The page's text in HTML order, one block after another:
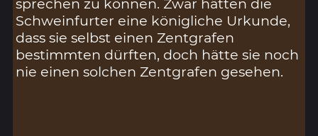
sprechen zu können. Zwar hätten die
Schweinfurter eine königliche Urkunde,
dass sie selbst einen Zentgrafen
bestimmten dürften, doch hätte sie noch
nie einen solchen Zentgrafen gesehen.